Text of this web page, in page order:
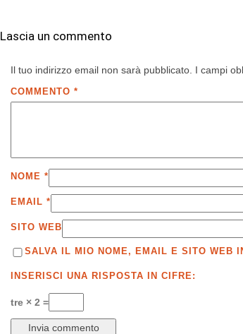
Lascia un commento
Il tuo indirizzo email non sarà pubblicato. I campi
COMMENTO *
NOME *
EMAIL *
SITO WEB
SALVA IL MIO NOME, EMAIL E SITO WEB
INSERISCI UNA RISPOSTA IN CIFRE:
tre × 2 =